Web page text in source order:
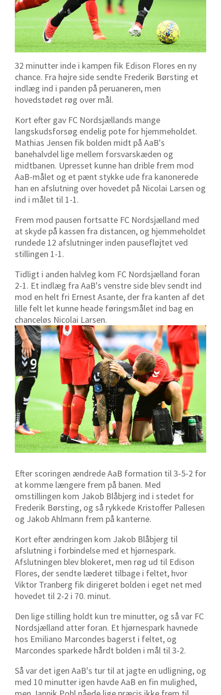
32 minutter inde i kampen fik Edison Flores en ny
chance. Fra højre side sendte Frederik Børsting et
indlæg ind i panden på peruaneren, men
hovedstødet røg over mål.
Kort efter gav FC Nordsjællands mange
langskudsforsøg endelig pote for hjemmeholdet.
Mathias Jensen fik bolden midt på AaB's
banehalvdel lige mellem forsvarskæden og
midtbanen. Upresset kunne han drible frem mod
AaB-målet og et pænt stykke ude fra kanonerede
han en afslutning over hovedet på Nicolai Larsen og
ind i målet til 1-1.
Frem mod pausen fortsatte FC Nordsjælland med
at skyde på kassen fra distancen, og hjemmeholdet
rundede 12 afslutninger inden pausefløjtet ved
stillingen 1-1.
Tidligt i anden halvleg kom FC Nordsjælland foran
2-1. Et indlæg fra AaB's venstre side blev sendt ind
mod en helt fri Ernest Asante, der fra kanten af det
lille felt let kunne heade føringsmålet ind bag en
chanceløs Nicolai Larsen.
Efter scoringen ændrede AaB formation til 3-5-2 for
at komme længere frem på banen. Med
omstillingen kom Jakob Blåbjerg ind i stedet for
Frederik Børsting, og så rykkede Kristoffer Pallesen
og Jakob Ahlmann frem på kanterne.
Kort efter ændringen kom Jakob Blåbjerg til
afslutning i forbindelse med et hjørnespark.
Afslutningen blev blokeret, men røg ud til Edison
Flores, der sendte læderet tilbage i feltet, hvor
Viktor Tranberg fik dirigeret bolden i eget net med
hovedet til 2-2 i 70. minut.
Den lige stilling holdt kun tre minutter, og så var FC
Nordsjælland atter foran. Et hjørnespark havnede
hos Emiliano Marcondes bagerst i feltet, og
Marcondes sparkede hårdt bolden i mål til 3-2.
Så var det igen AaB's tur til at jagte en udligning, og
med 10 minutter igen havde AaB en fin mulighed,